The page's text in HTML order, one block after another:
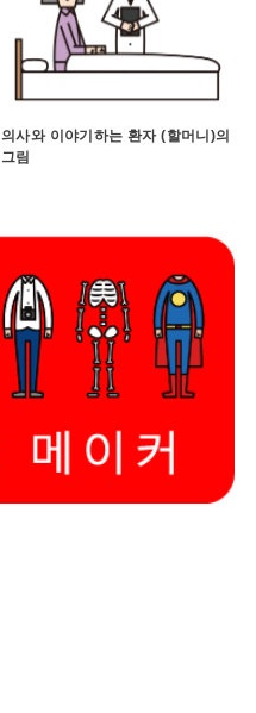
의사와 이야기하는 환자 (할머니)의
그림